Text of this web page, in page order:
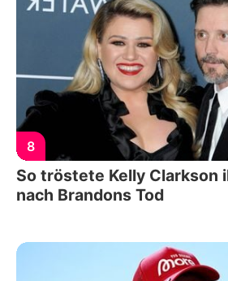
8
So tröstete Kelly Clarkson
nach Brandons Tod